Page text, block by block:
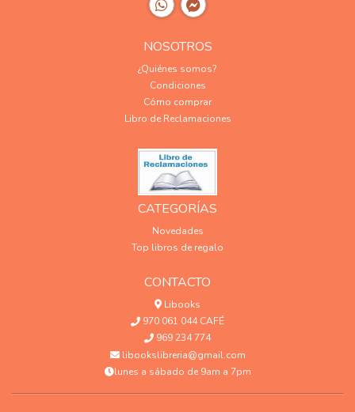
NOSOTROS
¿Quiénes somos?
Condiciones
Cómo comprar
Libro de Reclamaciones
CATEGORÍAS
Novedades
Top libros de regalo
CONTACTO
Libooks
970 061 044 CAFÉ
969 234 774
libookslibreria@gmail.com
lunes a sábado de 9am a 7pm